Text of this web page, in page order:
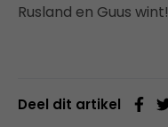
Rusland en Guus wint!
Deel dit artikel